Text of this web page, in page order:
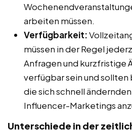
arbeiten müssen.
Verfügbarkeit:
müssen in der Regel
Anfragen und kurzfristige
verfügbar sein und sollten
die sich schnell
Influencer-Marketings
Unterschiede in der